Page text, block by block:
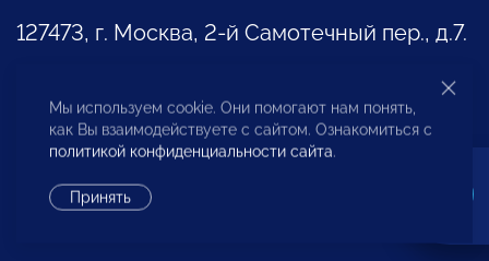
127473, г. Москва, 2-й Самотечный пер., д.7.
Представители за рубежом
Другие контакты
Мы используем cookie. Они помогают нам понять,
как Вы взаимодействуете с сайтом. Ознакомиться с
политикой конфиденциальности сайта.
Принять